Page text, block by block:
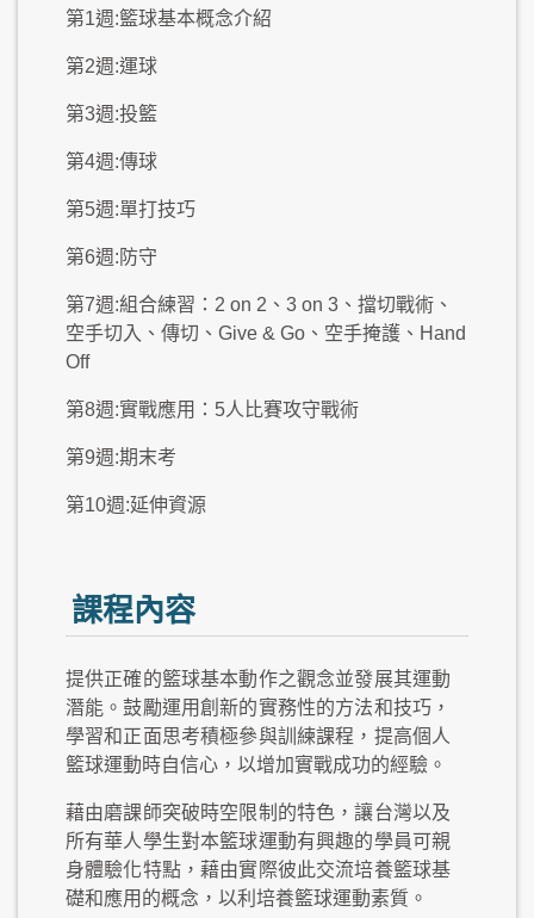
第1週:籃球基本概念介紹
第2週:運球
第3週:投籃
第4週:傳球
第5週:單打技巧
第6週:防守
第7週:組合練習：2 on 2、3 on 3、擋切戰術、
空手切入、傳切、Give & Go、空手掩護、Hand
Off
第8週:實戰應用：5人比賽攻守戰術
第9週:期末考
第10週:延伸資源
課程內容
提供正確的籃球基本動作之觀念並發展其運動
潛能。鼓勵運用創新的實務性的方法和技巧，
學習和正面思考積極參與訓練課程，提高個人
籃球運動時自信心，以增加實戰成功的經驗。
藉由磨課師突破時空限制的特色，讓台灣以及
所有華人學生對本籃球運動有興趣的學員可親
身體驗化特點，藉由實際彼此交流培養籃球基
礎和應用的概念，以利培養籃球運動素質。